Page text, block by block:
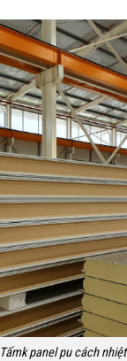
Tấmk panel pu cách nhiệt